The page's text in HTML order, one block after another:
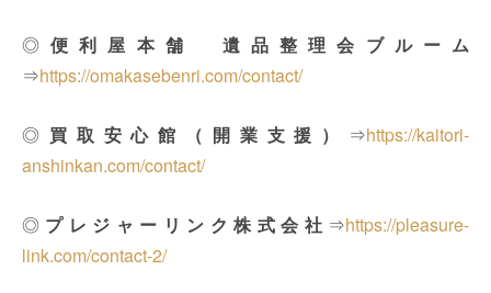
◎便利屋本舗 遺品整理会ブルーム
⇒https://omakasebenri.com/contact/
◎ 買取安心館（開業支援） ⇒https://kaitori-
anshinkan.com/contact/
◎ プレジャーリンク株式会社 ⇒https://pleasure-
link.com/contact-2/